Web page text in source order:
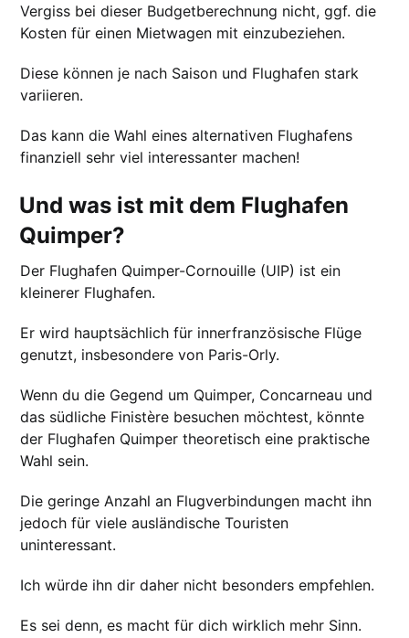
Vergiss bei dieser Budgetberechnung nicht, ggf. die
Kosten für einen Mietwagen mit einzubeziehen.
Diese können je nach Saison und Flughafen stark
variieren.
Das kann die Wahl eines alternativen Flughafens
finanziell sehr viel interessanter machen!
Und was ist mit dem Flughafen
Quimper?
Der Flughafen Quimper-Cornouille (UIP) ist ein
kleinerer Flughafen.
Er wird hauptsächlich für innerfranzösische Flüge
genutzt, insbesondere von Paris-Orly.
Wenn du die Gegend um Quimper, Concarneau und
das südliche Finistère besuchen möchtest, könnte
der Flughafen Quimper theoretisch eine praktische
Wahl sein.
Die geringe Anzahl an Flugverbindungen macht ihn
jedoch für viele ausländische Touristen
uninteressant.
Ich würde ihn dir daher nicht besonders empfehlen.
Es sei denn, es macht für dich wirklich mehr Sinn.